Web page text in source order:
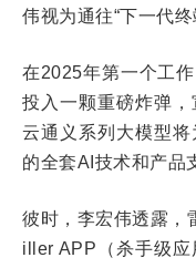
伟视为通往“下一代终
在2025年第一个工
投入一颗重磅炸弹
云通义系列大模型
的全套AI技术和产品
彼时，李宏伟透露，
iller APP（杀手级